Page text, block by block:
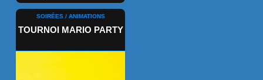
SOIRÉES / ANIMATIONS
TOURNOI MARIO PARTY